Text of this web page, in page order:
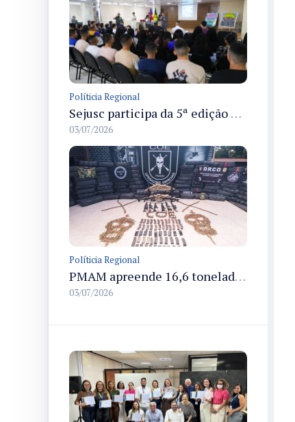
Políticia Regional
Sejusc participa da 5ª edição do Caminhos Literários com foco na cultura hip-hop nas unidades socioeducativas
03/07/2026
Políticia Regional
PMAM apreende 16,6 toneladas de entorpecentes e registra aumento nas prisões em flagrante e nas capturas de foragidos no primeiro semestre de 2026
03/07/2026